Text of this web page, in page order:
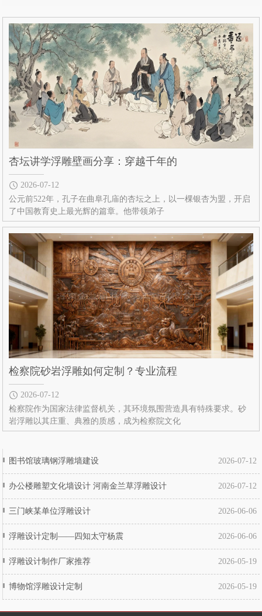
杏坛讲学浮雕壁画分享：穿越千年的
2026-07-12
公元前522年，孔子在曲阜孔庙的杏坛之上，以一棵银杏为盟，开启
了中国教育史上最光辉的篇章。他带领弟子
检察院砂岩浮雕如何定制？专业流程
2026-07-12
检察院作为国家法律监督机关，其环境氛围营造具有特殊要求。砂
岩浮雕以其庄重、典雅的质感，成为检察院文化
图书馆玻璃钢浮雕墙建设 2026-07-12
办公楼雕塑文化墙设计 河南金兰草浮雕设计 2026-07-12
三门峡某单位浮雕设计 2026-06-06
浮雕设计定制——四知太守杨震 2026-06-06
浮雕设计制作厂家推荐 2026-05-19
博物馆浮雕设计定制 2026-05-19